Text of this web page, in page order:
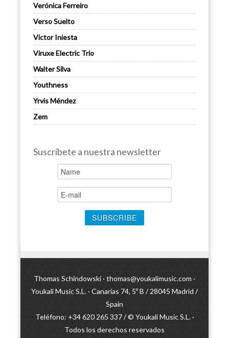
Verónica Ferreiro
Verso Suelto
Victor Iniesta
Viruxe Electric Trio
Walter Silva
Youthness
Yrvis Méndez
Zem
Suscríbete a nuestra newsletter
Thomas Schindowski · thomas@youkalimusic.com ·
Youkali Music S.L. · Canarias 74, 5º B / 28045 Madrid /
Spain
Teléfono: +34 620 265 337 / © Youkali Music S.L. ·
Todos los derechos reservados